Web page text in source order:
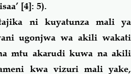
[4]: 5).
ni kuyatunza maliya
ugonjwa wa akili wakati
mtu akarudi kuwa na akili
kwa vizuri maliyake,